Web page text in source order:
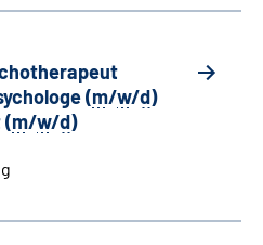
(m/w/d)
(m/w/d)